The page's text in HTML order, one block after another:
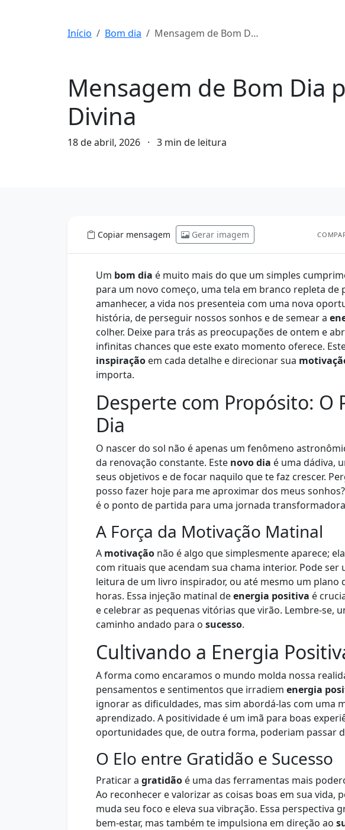
Início Bom dia Mensagem de Bom Dia para hoje, 18 de Abril de 2026: Luz Divina
Mensagem de Bom Dia
Divina
18 de abril, 2026 · 3 min de leitura
Copiar mensagem Gerar imagem
Um bom dia é muito mais do que um simples
para um novo começo, uma tela em branco repleta de
amanhecer, a vida nos presenteia com uma nova
história, de perseguir nossos sonhos e de semear a
colher. Deixe para trás as preocupações de ontem e
infinitas chances que este exato momento oferece.
inspiração em cada detalhe e direcionar sua
importa.
Desperte com Propósito: O
Dia
O nascer do sol não é apenas um fenômeno
da renovação constante. Este novo dia é uma dádiva,
seus objetivos e de focar naquilo que te faz crescer.
posso fazer hoje para me aproximar dos meus
é o ponto de partida para uma jornada
A Força da Motivação Matinal
A motivação não é algo que simplesmente aparece;
com rituais que acendam sua chama interior. Pode ser
leitura de um livro inspirador, ou até mesmo um plano
horas. Essa injeção matinal deenergia positiva é
e celebrar as pequenas vitórias que virão. Lembre-se,
caminho andado para o sucesso.
Cultivando a Energia
A forma como encaramos o mundo molda nossa
pensamentos e sentimentos que irradiem energia
ignorar as dificuldades, mas sim abordá-las com uma
aprendizado. A positividade é um imã para boas
oportunidades que, de outra forma, poderiam passar
O Elo entre Gratidão e Sucesso
Praticar a gratidão é uma das ferramentas mais
Ao reconhecer e valorizar as coisas boas em sua vida,
muda seu foco e eleva sua vibração. Essa perspectiva
bem-estar, mas também te impulsiona em direção ao